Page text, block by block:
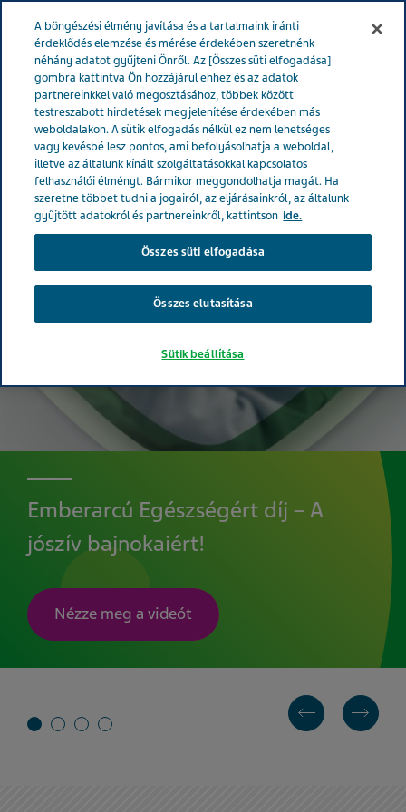
Emberarcú Egészségért díj – A
jószív bajnokaiért!
Nézze meg a videót
A böngészési élmény javítása és a tartalmaink iránti
érdeklődés elemzése és mérése érdekében szeretnénk
néhány adatot gyűjteni Önről. Az [Összes süti elfogadása]
gombra kattintva Ön hozzájárul ehhez és az adatok
partnereinkkel való megosztásához, többek között
testreszabott hirdetések megjelenítése érdekében más
weboldalakon. A sütik elfogadás nélkül ez nem lehetséges
vagy kevésbé lesz pontos, ami befolyásolhatja a weboldal,
illetve az általunk kínált szolgáltatásokkal kapcsolatos
felhasználói élményt. Bármikor meggondolhatja magát. Ha
szeretne többet tudni a jogairól, az eljárásainkról, az általunk
gyűjtött adatokról és partnereinkről, kattintson ide.
Összes süti elfogadása
Összes elutasítása
Sütik beállítása